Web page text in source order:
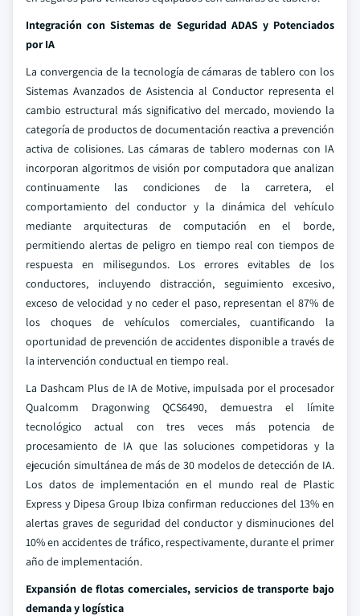
Integración con Sistemas de Seguridad ADAS y Potenciados
por IA
La convergencia de la tecnología de cámaras de tablero con los
Sistemas Avanzados de Asistencia al Conductor representa el
cambio estructural más significativo del mercado, moviendo la
categoría de productos de documentación reactiva a prevención
activa de colisiones. Las cámaras de tablero modernas con IA
incorporan algoritmos de visión por computadora que analizan
continuamente las condiciones de la carretera, el
comportamiento del conductor y la dinámica del vehículo
mediante arquitecturas de computación en el borde,
permitiendo alertas de peligro en tiempo real con tiempos de
respuesta en milisegundos. Los errores evitables de los
conductores, incluyendo distracción, seguimiento excesivo,
exceso de velocidad y no ceder el paso, representan el 87% de
los choques de vehículos comerciales, cuantificando la
oportunidad de prevención de accidentes disponible a través de
la intervención conductual en tiempo real.
La Dashcam Plus de IA de Motive, impulsada por el procesador
Qualcomm Dragonwing QCS6490, demuestra el límite
tecnológico actual con tres veces más potencia de
procesamiento de IA que las soluciones competidoras y la
ejecución simultánea de más de 30 modelos de detección de IA.
Los datos de implementación en el mundo real de Plastic
Express y Dipesa Group Ibiza confirman reducciones del 13% en
alertas graves de seguridad del conductor y disminuciones del
10% en accidentes de tráfico, respectivamente, durante el primer
año de implementación.
Expansión de flotas comerciales, servicios de transporte bajo
demanda y logística